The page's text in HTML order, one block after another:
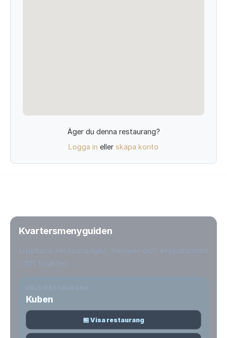
Äger du denna restaurang?
Logga in eller skapa konto
Kvartersmenyguiden
Kuben
🏪 Visa restaurang